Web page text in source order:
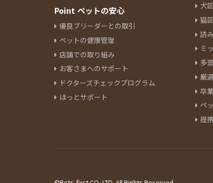
Point ペットの安心
優良ブリーダーとの取引
ペットの健康管理
店舗での取り組み
お客さまへのサポート
ドクターズチェックプログラム
ほっとサポート
犬
猫
読
ミ
多
厳
卒
ペ
提